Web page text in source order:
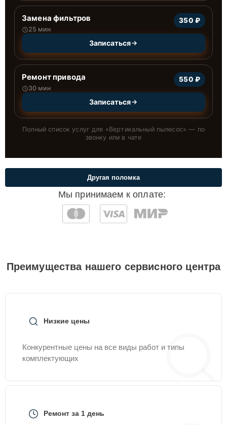
Замена фильтров
25 мин
350 ₽
Записаться
Ремонт привода
30 мин
550 ₽
Записаться
Полный список услуг для «Вертикальный пылесос» — по
звонку или в чате
Мы принимаем к оплате:
Другая поломка
Преимущества нашего сервисного центра
Низкие цены
Конкурентные цены на все виды работ и типы
комплектующих
Ремонт за 1 день